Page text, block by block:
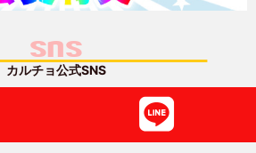
SNS
カルチョ公式SNS